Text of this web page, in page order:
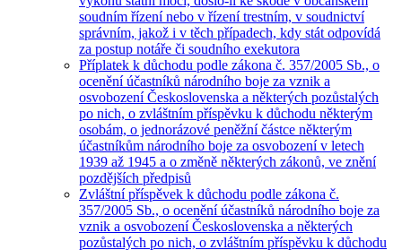
soudním řízení nebo v řízení trestním, v soudnictví
správním, jakož i v těch případech, kdy stát odpovídá
za postup notáře či soudního exekutora
Příplatek k důchodu podle zákona č. 357/2005 Sb., o
ocenění účastníků národního boje za vznik a
osvobození Československa a některých pozůstalých
po nich, o zvláštním příspěvku k důchodu některým
osobám, o jednorázové peněžní částce některým
účastníkům národního boje za osvobození v letech
1939 až 1945 a o změně některých zákonů, ve znění
pozdějších předpisů
Zvláštní příspěvek k důchodu podle zákona č.
357/2005 Sb., o ocenění účastníků národního boje za
vznik a osvobození Československa a některých
pozůstalých po nich, o zvláštním příspěvku k důchodu